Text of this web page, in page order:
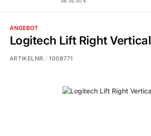
Bildergalerie überspringen
ANGEBOT
Logitech Lift Right Vertical
ARTIKELNR.:1008771